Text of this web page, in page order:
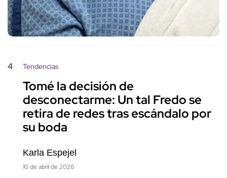
4 Tendencias
Tomé la decisión de
desconectarme: Un tal Fredo se
retira de redes tras escándalo por
su boda
Karla Espejel
10 de abril de 2026